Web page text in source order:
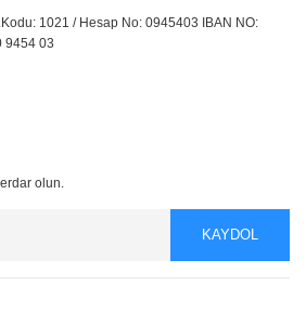
1021 / Hesap No: 0945403 IBAN NO:
9454 03
olun.
KAYDOL